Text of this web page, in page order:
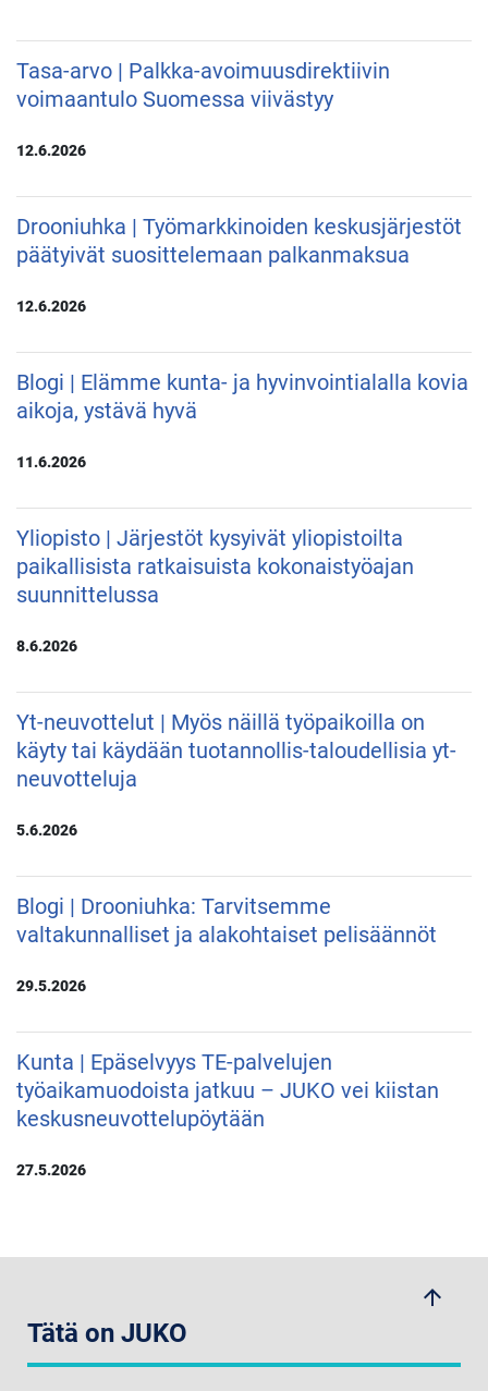
Tasa-arvo | Palkka-avoimuusdirektiivin
voimaantulo Suomessa viivästyy
12.6.2026
Drooniuhka | Työmarkkinoiden keskusjärjestöt
päätyivät suosittelemaan palkanmaksua
12.6.2026
Blogi | Elämme kunta- ja hyvinvointialalla kovia
aikoja, ystävä hyvä
11.6.2026
Yliopisto | Järjestöt kysyivät yliopistoilta
paikallisista ratkaisuista kokonaistyöajan
suunnittelussa
8.6.2026
Yt-neuvottelut | Myös näillä työpaikoilla on
käyty tai käydään tuotannollis-taloudellisia yt-
neuvotteluja
5.6.2026
Blogi | Drooniuhka: Tarvitsemme
valtakunnalliset ja alakohtaiset pelisäännöt
29.5.2026
Kunta | Epäselvyys TE-palvelujen
työaikamuodoista jatkuu – JUKO vei kiistan
keskusneuvottelupöytään
27.5.2026
arrow_upwards
Tätä on JUKO